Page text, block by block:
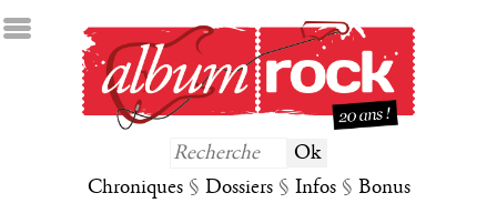
Chroniques § Dossiers § Infos § Bonus